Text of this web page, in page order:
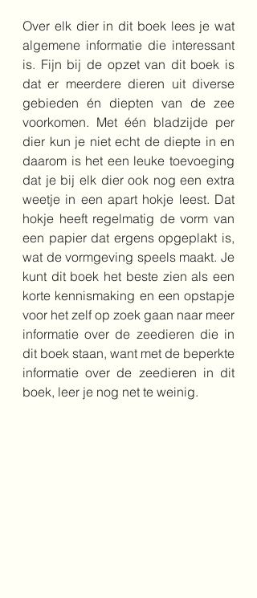
Over elk dier in dit boek lees je wat
algemene informatie die interessant
is. Fijn bij de opzet van dit boek is
dat er meerdere dieren uit diverse
gebieden én diepten van de zee
voorkomen. Met één bladzijde per
dier kun je niet echt de diepte in en
daarom is het een leuke toevoeging
dat je bij elk dier ook nog een extra
weetje in een apart hokje leest. Dat
hokje heeft regelmatig de vorm van
een papier dat ergens opgeplakt is,
wat de vormgeving speels maakt. Je
kunt dit boek het beste zien als een
korte kennismaking en een opstapje
voor het zelf op zoek gaan naar meer
informatie over de zeedieren die in
dit boek staan, want met de beperkte
informatie over de zeedieren in dit
boek, leer je nog net te weinig.